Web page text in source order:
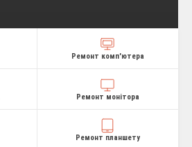
Ремонт комп'ютера
Ремонт монітора
Ремонт планшету